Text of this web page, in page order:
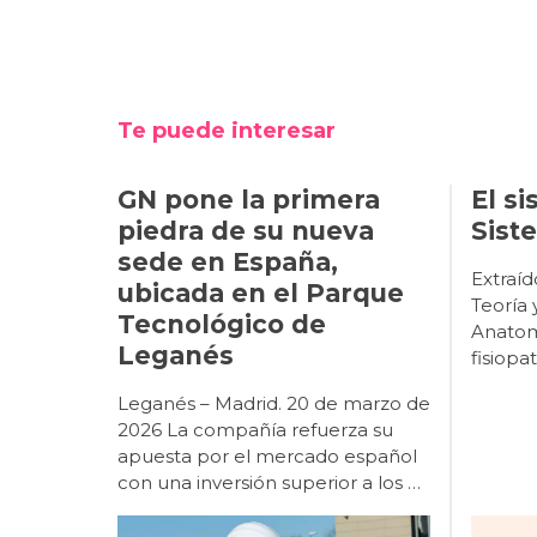
Te puede interesar
GN pone la primera
piedra de su nueva
sede en España,
ubicada en el Parque
Tecnológico de
Leganés
Leganés – Madrid. 20 de marzo de
2026 La compañía refuerza su
apuesta por el mercado español
con una inversión superior a los 4
El
Extraído del libro, Audiología: Teoría y Práctica. Capítulo 2. Anatomía funcional y fisiopatología de los sistemas auditivo, vestibular y fonador. Origen de los receptores Desarrollo filogenético La percepción de la aceleración lineal y angular por los distintos receptores vestibulares permite que todas las especies animales que los poseen puedan orientarse en el espacio terrestre, aéreo y acuático de nuestro planeta. Esencialmente, desde que surgió la función del equilibrio en los primitivos organismos animales prehistóricos ha permanecido sin cambios hasta la actualidad, aunque morfológicamente los órganos sensoriales se han ido especializando y evolucionando según las diversas especies. El más simple es el estatocisto, consistente en una invaginación de la superficie animal (medusa, esponja) con líquido en su interior y una partícula calcárea que hace presión y desplaza los cilios de las células receptoras (localizadas en una región de la pared, similar a la mácula del sáculo). En función de la fuerza de la gravedad que se ejerce sobre dichas células, estos organismos mantienen una orientación espacial con sentido y dirección vertical. Posteriormente, en algunos moluscos, como el pulpo y la sepia, surgieron las primeras crestas, además del estatocisto, lo que permitió responder a movimientos de aceleración angular, con presencia de nistagmo. La complejidad del laberinto posterior progresa en un grupo de vertebrados con la aparición de los primeros conductos semicirculares verticales y con el cierre de la invaginación del estatocisto, formando una vesícula aislada en el interior, con líquido de producción endógena (endolinfa). La lamprea alcanza una estructura de canales anterior y posterior (con dilataciones bullosas, las ampollas, cada una con un primitivo receptor en forma de cresta), comunicados por un saco bilobulado con mácula sacular y utricular separadas, donde se localizan las células sensoriales. La aparición del canal semicircular horizontal en los primeros peces óseos y cartilaginosos (con mandíbula) permitió un mayor control del espacio tridimensional. A partir del máximo desarrollo de dichas estructuras vestibulares en los peces modernos (hace 100 millones de años), se ha llegado al más alto grado de